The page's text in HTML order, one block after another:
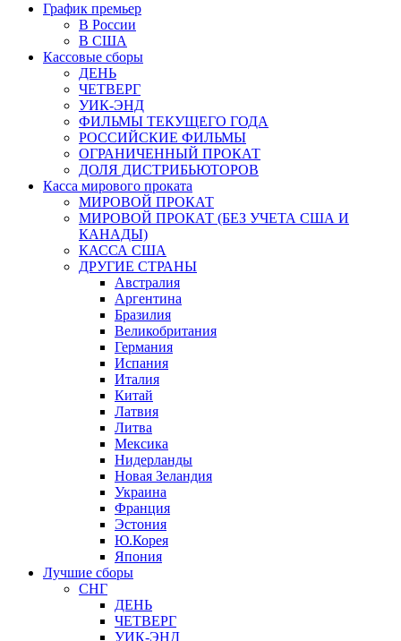
График премьер
В России
В США
Кассовые сборы
ДЕНЬ
ЧЕТВЕРГ
УИК-ЭНД
ФИЛЬМЫ ТЕКУЩЕГО ГОДА
РОССИЙСКИЕ ФИЛЬМЫ
ОГРАНИЧЕННЫЙ ПРОКАТ
ДОЛЯ ДИСТРИБЬЮТОРОВ
Касса мирового проката
МИРОВОЙ ПРОКАТ
МИРОВОЙ ПРОКАТ (БЕЗ УЧЕТА США И
КАНАДЫ)
КАССА США
ДРУГИЕ СТРАНЫ
Австралия
Аргентина
Бразилия
Великобритания
Германия
Испания
Италия
Китай
Латвия
Литва
Мексика
Нидерланды
Новая Зеландия
Украина
Франция
Эстония
Ю.Корея
Япония
Лучшие сборы
СНГ
ДЕНЬ
ЧЕТВЕРГ
УИК-ЭНД